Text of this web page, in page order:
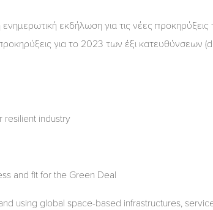
εκδήλωση για τις νέες
για το 2023 των έξι κατευθύνσεων
industry
fit for the Green Deal
global space-based infrastructures,